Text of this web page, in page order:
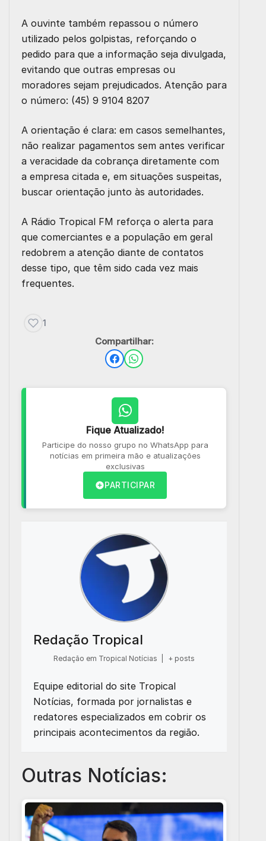
A ouvinte também repassou o número
utilizado pelos golpistas, reforçando o
pedido para que a informação seja divulgada,
evitando que outras empresas ou
moradores sejam prejudicados. Atenção para
o número: (45) 9 9104 8207
A orientação é clara: em casos semelhantes,
não realizar pagamentos sem antes verificar
a veracidade da cobrança diretamente com
a empresa citada e, em situações suspeitas,
buscar orientação junto às autoridades.
A Rádio Tropical FM reforça o alerta para
que comerciantes e a população em geral
redobrem a atenção diante de contatos
desse tipo, que têm sido cada vez mais
frequentes.
1
Compartilhar:
Fique Atualizado!
Participe do nosso grupo no WhatsApp para
notícias em primeira mão e atualizações
exclusivas
PARTICIPAR
Redação Tropical
Redação em Tropical Notícias + posts
Equipe editorial do site Tropical
Notícias, formada por jornalistas e
redatores especializados em cobrir os
principais acontecimentos da região.
Outras Notícias: